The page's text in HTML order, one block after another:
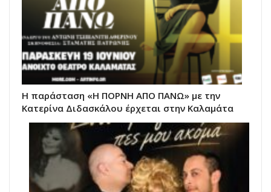
Η παράσταση «Η ΠΟΡΝΗ ΑΠΟ ΠΑΝΩ» με την
Κατερίνα Διδασκάλου έρχεται στην Καλαμάτα